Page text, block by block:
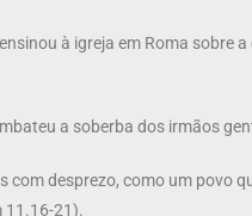
à igreja em Roma sobre a
a soberba dos irmãos
desprezo, como um povo
11.16-21).